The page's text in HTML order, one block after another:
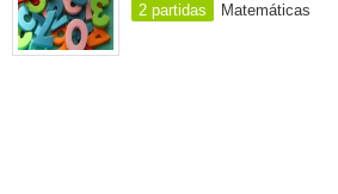
2 partidas Matemáticas